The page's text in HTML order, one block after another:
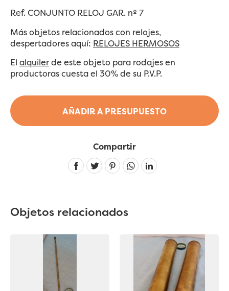
AÑADIR A PRESUPUESTO
Ref. CONJUNTO RELOJ GAR. nº 7
Más objetos relacionados con relojes,
despertadores aquí: RELOJES HERMOSOS
El alquilerde este objeto para rodajes en
productoras cuesta el 30% de su P.V.P.
Compartir
Linkedin
Objetos relacionados